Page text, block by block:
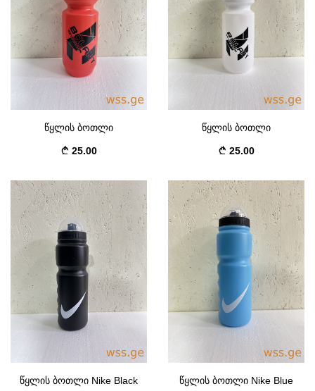
წყლის ბოთლი
25.00
წყლის ბოთლი
25.00
წყლის ბოთლი Nike Black წყლის ბოთლი Nike Blue